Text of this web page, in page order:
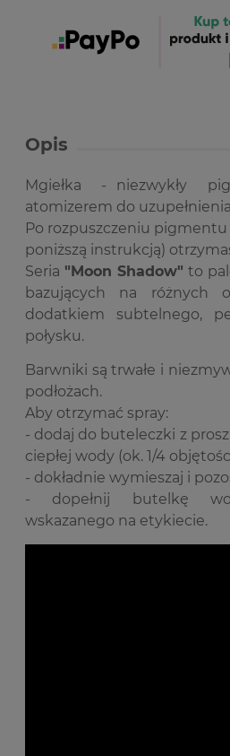
Opis
Mgiełka - niezwykły
atomizerem do
Po rozpuszczeniu
poniższą instrukcją)
Seria "Moon Shadow" to
bazujących na różnych
dodatkiem subtelnego,
połysku.
Barwniki są trwałe i
podłożach.
Aby otrzymać spray:
- dodaj do buteleczki z
ciepłej wody (ok. 1/4
- dokładnie wymieszaj i
- dopełnij butelkę
wskazanego na etykiecie.